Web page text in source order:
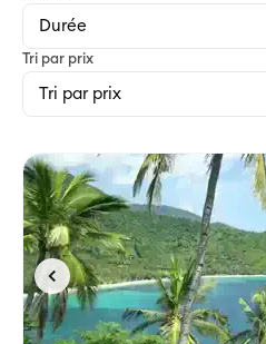
Tri par prix